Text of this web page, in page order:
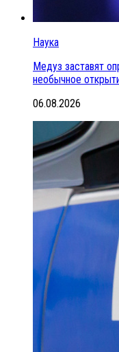
Наука
Медуз заставят
необычное
06.08.2026